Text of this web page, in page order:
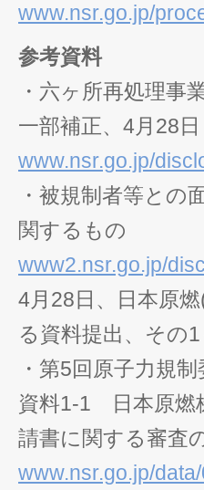
www.nsr.go.jp/
参考資料
・六ヶ所再処理事
一部補正、4月28日
www.nsr.go.jp/
・被規制者等との
関するもの
www2.nsr.go.jp/
4月28日、日本原
る資料提出、その
・第5回原子力規
資料1-1 日本原燃
請書に関する審査
www.nsr.go.jp/